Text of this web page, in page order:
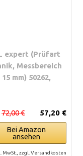
expert (Prüfart
Messbereich
mm) 50262,
57,20 €
72,00 €
Bei Amazon
ansehen
MwSt., zzgl. Versandkosten